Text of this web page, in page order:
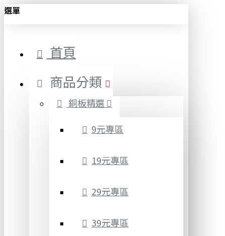
選單
首頁
商品分類
銅板精選
9元專區
19元專區
29元專區
39元專區